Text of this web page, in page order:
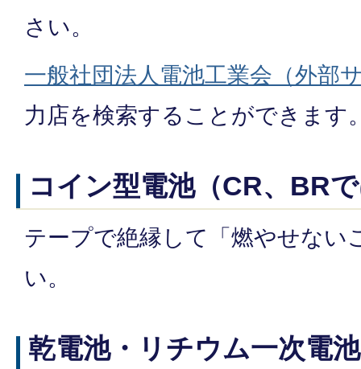
さい。
一般社団法人電池工業会（外部
力店を検索することができます
コイン型電池（CR、BR
テープで絶縁して「燃やせない
い。
乾電池・リチウム一次電池